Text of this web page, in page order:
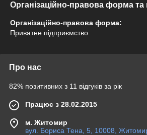
Організаційно-правова форма та
Організаційно-правова форма:
Приватне підприємство
Про нас
82% позитивних з 11 відгуків за рік
Працює з 28.02.2015
м. Житомир
вул. Бориса Тена, 5, 10008,